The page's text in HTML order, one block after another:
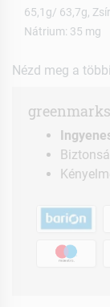
65,1g/ 63,7g,
Nátrium: 35 mg
Nézd meg a többi